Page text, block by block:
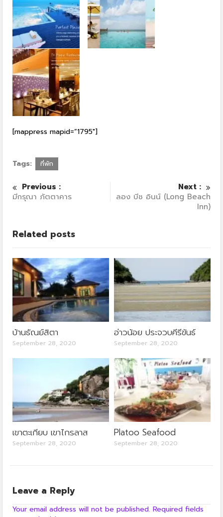
[mappress mapid=”1795″]
Tags: ที่พัก
Previous :
มีกรุณา ภัตตาคาร
Next :
ลอง บีช อินน์ (Long Beach
Inn)
Related posts
บ้านธัณย์สิตา
September 28, 2020
อ่าวน้อย ประจวบคีรีขันธ์
September 28, 2020
เขาตะเกียบ เขาไกรลาส
September 28, 2020
Platoo Seafood
September 28, 2020
Leave a Reply
Your email address will not be published. Required fields